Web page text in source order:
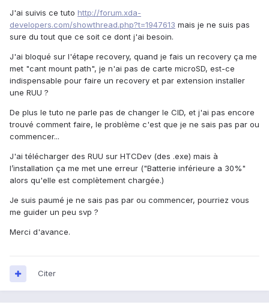
J'ai suivis ce tuto http://forum.xda-
developers.com/showthread.php?t=1947613 mais je ne suis pas
sure du tout que ce soit ce dont j'ai besoin.
J'ai bloqué sur l'étape recovery, quand je fais un recovery ça me
met "cant mount path", je n'ai pas de carte microSD, est-ce
indispensable pour faire un recovery et par extension installer
une RUU ?
De plus le tuto ne parle pas de changer le CID, et j'ai pas encore
trouvé comment faire, le problème c'est que je ne sais pas par ou
commencer...
J'ai télécharger des RUU sur HTCDev (des .exe) mais à
l’installation ça me met une erreur ("Batterie inférieure a 30%"
alors qu'elle est complètement chargée.)
Je suis paumé je ne sais pas par ou commencer, pourriez vous
me guider un peu svp ?
Merci d'avance.
Citer